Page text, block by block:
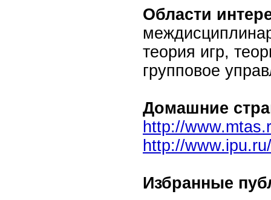
Области
теория игр,
групповое
Домашние
http://
http://
Избранные